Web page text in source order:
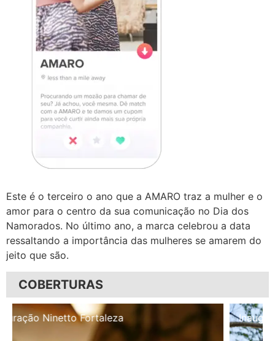
Este é o terceiro o ano que a AMARO traz a mulher e o
amor para o centro da sua comunicação no Dia dos
Namorados. No último ano, a marca celebrou a data
ressaltando a importância das mulheres se amarem do
jeito que são.
COBERTURAS
Inauguração Illa Café